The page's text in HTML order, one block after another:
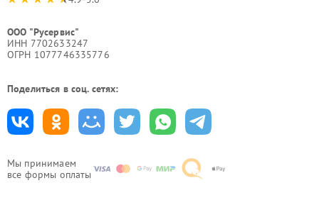
Мы принимаем
все формы оплаты
ООО "Русервис"
ИНН 7702633247
ОГРН 1077746335776
Поделиться в соц. сетях: